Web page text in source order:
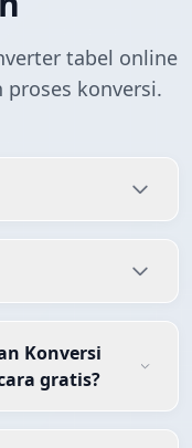
tabel online
konversi.
Konversi
gratis?